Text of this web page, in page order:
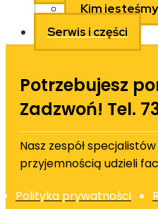
Kim
Serwis i części
Potrzebujesz
Zadzwoń! Tel.
Nasz zespół
przyjemnością udzieli
Polityka prywatności